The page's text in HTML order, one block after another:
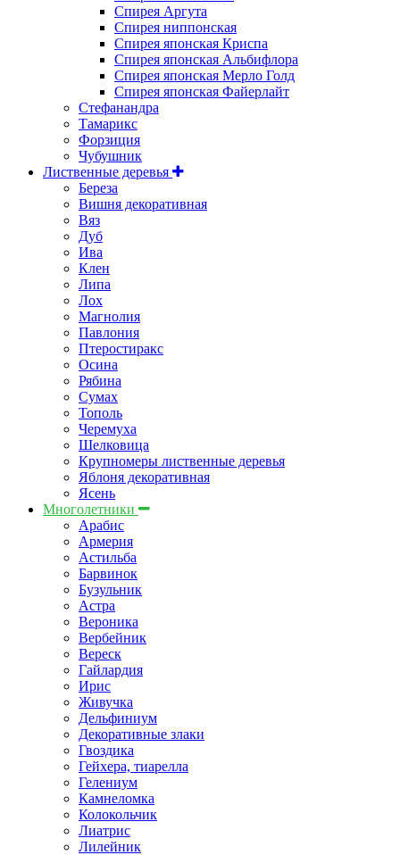
Спирея Аргута
Спирея ниппонская
Спирея японская Криспа
Спирея японская Альбифлора
Спирея японская Мерло Голд
Спирея японская Файерлайт
Стефанандра
Тамарикс
Форзиция
Чубушник
Лиственные деревья
Береза
Вишня декоративная
Вяз
Дуб
Ива
Клен
Липа
Лох
Магнолия
Павлония
Птеростиракс
Осина
Рябина
Сумах
Тополь
Черемуха
Шелковица
Крупномеры лиственные деревья
Яблоня декоративная
Ясень
Многолетники
Арабис
Армерия
Астильбa
Барвинок
Бузульник
Астра
Вероника
Вербейник
Вереск
Гайлардия
Ирис
Живучка
Дельфиниум
Декоративные злаки
Гвоздика
Гейхера, тиарелла
Гелениум
Камнеломка
Колокольчик
Лиатрис
Лилейник